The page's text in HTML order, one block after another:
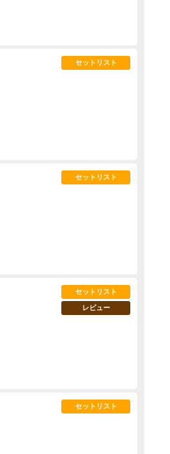
セットリスト
セットリスト
セットリスト
レビュー
セットリスト